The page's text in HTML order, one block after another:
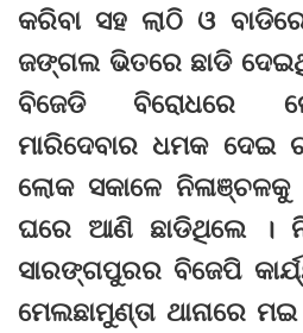
କରିବା ସହ ଲାଠି ଓ
ଜଙ୍ଗଲ ଭିତରେ ଛାଡି
ବିଜେଡି ବିରୋଧରେ
ମାରିଦେବାର ଧମକ ଦେଇ
ଲୋକ ସକାଳେ
ଘରେ ଆଣି ଛାଡିଥିଲେ ।
ସାରଙ୍ଗପୁରର ବିଜେପି
ମେଲଛାମୁଣ୍ତା ଥାନାରେ